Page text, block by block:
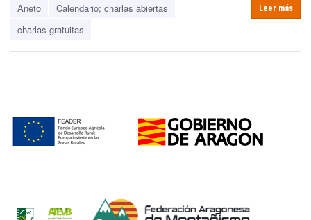
Aneto
Calendario; charlas abiertas
charlas gratuitas
Leer más